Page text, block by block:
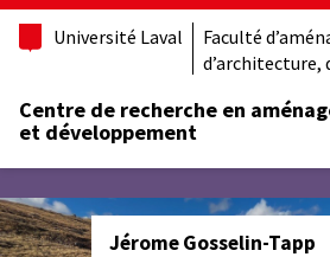
Université Laval
Faculté
d’architecture,
Centre de recherche en
et développement
Jérome Gosselin-Tapp